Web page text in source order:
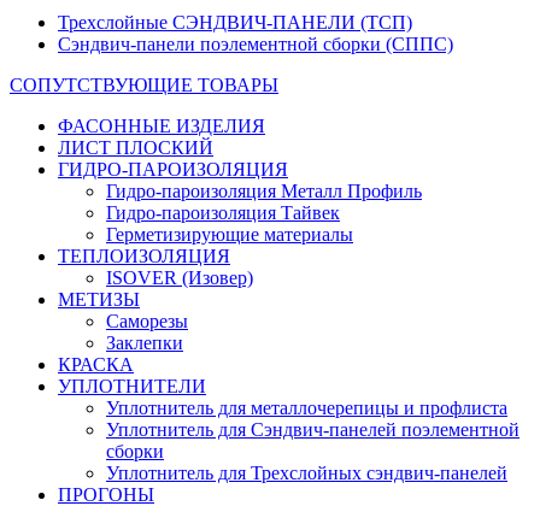
Трехслойные СЭНДВИЧ-ПАНЕЛИ (ТСП)
Сэндвич-панели поэлементной сборки (СППС)
СОПУТСТВУЮЩИЕ ТОВАРЫ
ФАСОННЫЕ ИЗДЕЛИЯ
ЛИСТ ПЛОСКИЙ
ГИДРО-ПАРОИЗОЛЯЦИЯ
Гидро-пароизоляция Металл Профиль
Гидро-пароизоляция Тайвек
Герметизирующие материалы
ТЕПЛОИЗОЛЯЦИЯ
ISOVER (Изовер)
МЕТИЗЫ
Саморезы
Заклепки
КРАСКА
УПЛОТНИТЕЛИ
Уплотнитель для металлочерепицы и профлиста
Уплотнитель для Сэндвич-панелей поэлементной
сборки
Уплотнитель для Трехслойных сэндвич-панелей
ПРОГОНЫ